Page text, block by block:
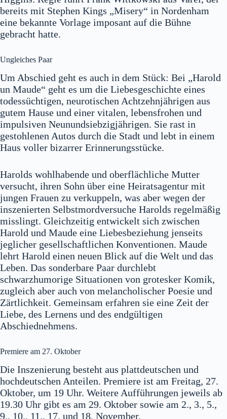
bereits mit Stephen Kings „Misery“ in Nordenham
eine bekannte Vorlage imposant auf die Bühne
gebracht hatte.
Ungleiches Paar
Um Abschied geht es auch in dem Stück: Bei „Harold
un Maude“ geht es um die Liebesgeschichte eines
todessüchtigen, neurotischen Achtzehnjährigen aus
gutem Hause und einer vitalen, lebensfrohen und
impulsiven Neunundsiebzigjährigen. Sie rast in
gestohlenen Autos durch die Stadt und lebt in einem
Haus voller bizarrer Erinnerungsstücke.
Harolds wohlhabende und oberflächliche Mutter
versucht, ihren Sohn über eine Heiratsagentur mit
jungen Frauen zu verkuppeln, was aber wegen der
inszenierten Selbstmordversuche Harolds regelmäßig
misslingt. Gleichzeitig entwickelt sich zwischen
Harold und Maude eine Liebesbeziehung jenseits
jeglicher gesellschaftlichen Konventionen. Maude
lehrt Harold einen neuen Blick auf die Welt und das
Leben. Das sonderbare Paar durchlebt
schwarzhumorige Situationen von grotesker Komik,
zugleich aber auch von melancholischer Poesie und
Zärtlichkeit. Gemeinsam erfahren sie eine Zeit der
Liebe, des Lernens und des endgültigen
Abschiednehmens.
Premiere am 27. Oktober
Die Inszenierung besteht aus plattdeutschen und
hochdeutschen Anteilen. Premiere ist am Freitag, 27.
Oktober, um 19 Uhr. Weitere Aufführungen jeweils ab
19.30 Uhr gibt es am 29. Oktober sowie am 2., 3., 5.,
9., 10., 11., 17. und 18. November.